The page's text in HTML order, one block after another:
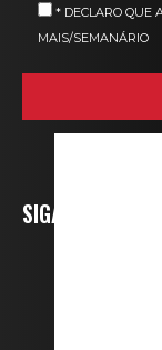
* DECLARO QUE
MAIS/SEMANÁRIO
SIGA-NOS